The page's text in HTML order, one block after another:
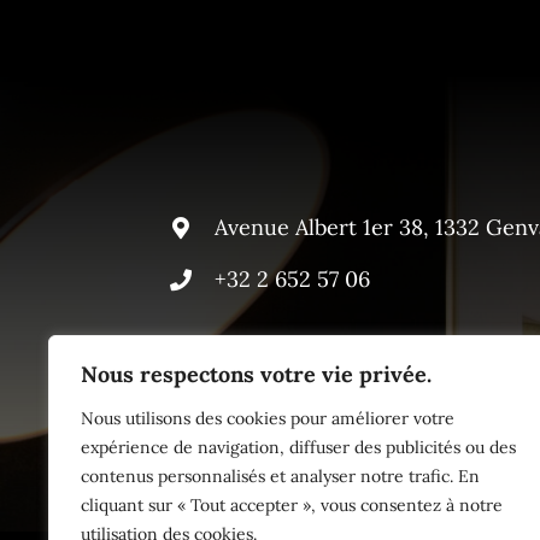
Nous respectons votre vie privée.
Nous utilisons des cookies pour améliorer votre
expérience de navigation, diffuser des publicités ou des
contenus personnalisés et analyser notre trafic. En
cliquant sur « Tout accepter », vous consentez à notre
utilisation des cookies.
Avenue Albert 1er 38, 1332
+32 2 652 57 06